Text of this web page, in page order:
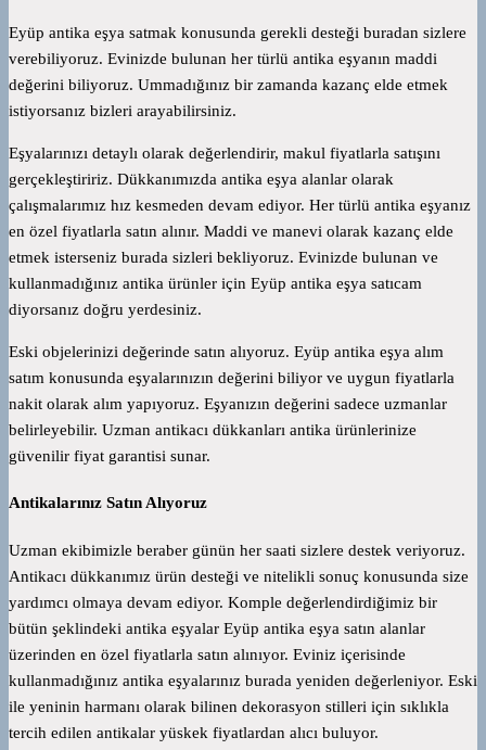
Eyüp antika eşya satmak konusunda gerekli desteği buradan sizlere
verebiliyoruz. Evinizde bulunan her türlü antika eşyanın maddi
değerini biliyoruz. Ummadığınız bir zamanda kazanç elde etmek
istiyorsanız bizleri arayabilirsiniz.
Eşyalarınızı detaylı olarak değerlendirir, makul fiyatlarla satışını
gerçekleştiririz. Dükkanımızda antika eşya alanlar olarak
çalışmalarımız hız kesmeden devam ediyor. Her türlü antika eşyanız
en özel fiyatlarla satın alınır. Maddi ve manevi olarak kazanç elde
etmek isterseniz burada sizleri bekliyoruz. Evinizde bulunan ve
kullanmadığınız antika ürünler için Eyüp antika eşya satıcam
diyorsanız doğru yerdesiniz.
Eski objelerinizi değerinde satın alıyoruz. Eyüp antika eşya alım
satım konusunda eşyalarınızın değerini biliyor ve uygun fiyatlarla
nakit olarak alım yapıyoruz. Eşyanızın değerini sadece uzmanlar
belirleyebilir. Uzman antikacı dükkanları antika ürünlerinize
güvenilir fiyat garantisi sunar.
Antikalarınız Satın Alıyoruz
Uzman ekibimizle beraber günün her saati sizlere destek veriyoruz.
Antikacı dükkanımız ürün desteği ve nitelikli sonuç konusunda size
yardımcı olmaya devam ediyor. Komple değerlendirdiğimiz bir
bütün şeklindeki antika eşyalar Eyüp antika eşya satın alanlar
üzerinden en özel fiyatlarla satın alınıyor. Eviniz içerisinde
kullanmadığınız antika eşyalarınız burada yeniden değerleniyor. Eski
ile yeninin harmanı olarak bilinen dekorasyon stilleri için sıklıkla
tercih edilen antikalar yüskek fiyatlardan alıcı buluyor.